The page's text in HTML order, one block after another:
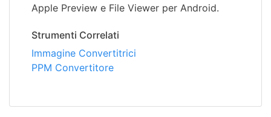
Apple Preview e File Viewer per Android.
Strumenti Correlati
Immagine Convertitrici
PPM Convertitore